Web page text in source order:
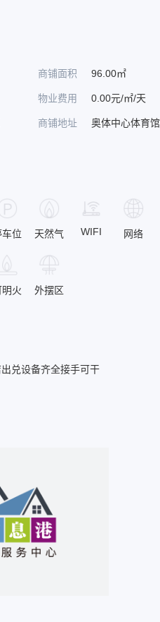
商铺面积 96.00㎡
物业费用 0.00元/㎡/天
商铺地址 奥体中心体育馆
车位 天然气 WIFI 网络
明火 外摆区
兑设备齐全接手可干